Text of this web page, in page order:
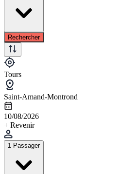
Rechercher
Tours
Saint-Amand-Montrond
10/08/2026
+ Revenir
1 Passager